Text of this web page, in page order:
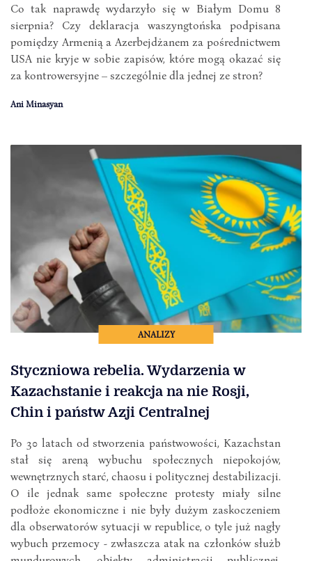
Co tak naprawdę wydarzyło się w Białym Domu 8
sierpnia? Czy deklaracja waszyngtońska podpisana
pomiędzy Armenią a Azerbejdżanem za pośrednictwem
USA nie kryje w sobie zapisów, które mogą okazać się
za kontrowersyjne – szczególnie dla jednej ze stron?
Ani Minasyan
ANALIZY
Styczniowa rebelia. Wydarzenia w
Kazachstanie i reakcja na nie Rosji,
Chin i państw Azji Centralnej
Po 30 latach od stworzenia państwowości, Kazachstan
stał się areną wybuchu społecznych niepokojów,
wewnętrznych starć, chaosu i politycznej destabilizacji.
O ile jednak same społeczne protesty miały silne
podłoże ekonomiczne i nie były dużym zaskoczeniem
dla obserwatorów sytuacji w republice, o tyle już nagły
wybuch przemocy - zwłaszcza atak na członków służb